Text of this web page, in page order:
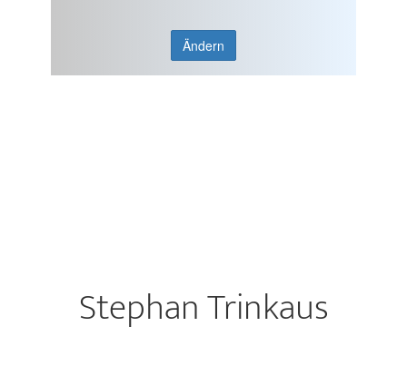
Ändern
Stephan Trinkaus